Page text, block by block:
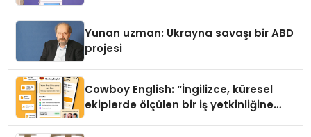
Yunan uzman: Ukrayna savaşı bir ABD
projesi
Cowboy English: “İngilizce, küresel
ekiplerde ölçülen bir iş yetkinliğine